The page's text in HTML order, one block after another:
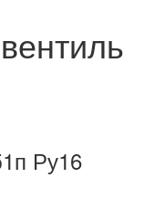
Ру16